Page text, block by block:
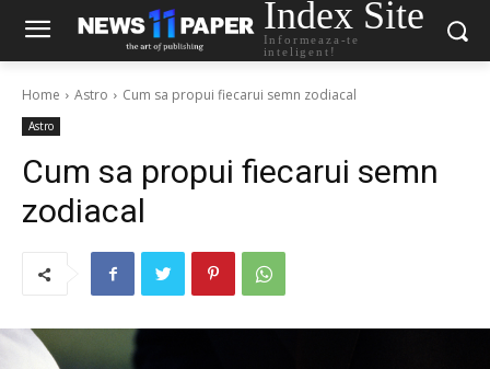
Index Site
Informeaza-te
inteligent!
Home Astro Cum sa propui fiecarui semn zodiacal
Astro
Cum sa propui fiecarui semn
zodiacal